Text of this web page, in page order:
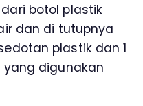
botol plastik
dan di tutupnya
plastik dan 1
digunakan